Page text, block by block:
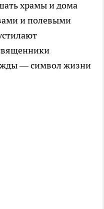
храмы и дома
и полевыми
— символ жизни